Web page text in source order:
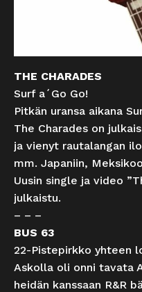
THE CHARADES
Surf a´Go Go!
Pitkän uransa aikana
The Charades on
ja vienyt rautalangan
mm. Japaniin,
Uusin single ja video
julkaistu.
– – –
BUS 63
22-Pistepirkko yhteen
Askolla oli onni tavata
heidän kanssaan R&R